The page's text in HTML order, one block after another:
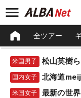
全ツアー
米国男子
国内女子 北海道
米国女子 最新の世